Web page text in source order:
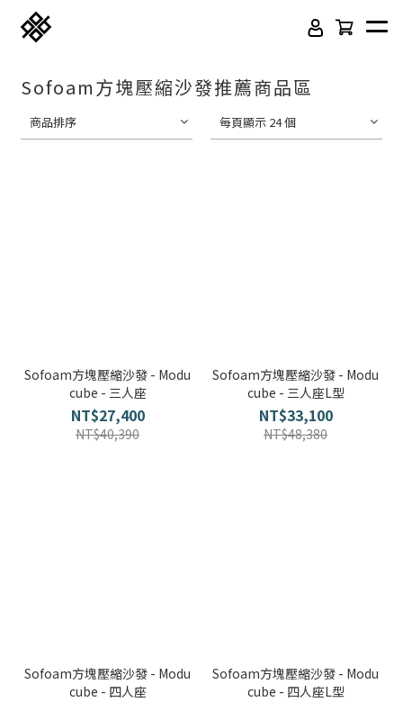
韓國水貼壁紙 虹牌聯名水性乳膠漆
紐西蘭羊毛地毯 科技地毯
部落格首頁 木地板知識
油漆DIY 房間油漆
Sofoam方塊壓縮沙發推薦商品區
商品排序 每頁顯示 24 個
Sofoam方塊壓縮沙發 - Modu
cube - 三人座
NT$27,400
NT$40,390
Sofoam方塊壓縮沙發 - Modu
cube - 三人座L型
NT$33,100
NT$48,380
Sofoam方塊壓縮沙發 - Modu
cube - 四人座
Sofoam方塊壓縮沙發 - Modu
cube - 四人座L型